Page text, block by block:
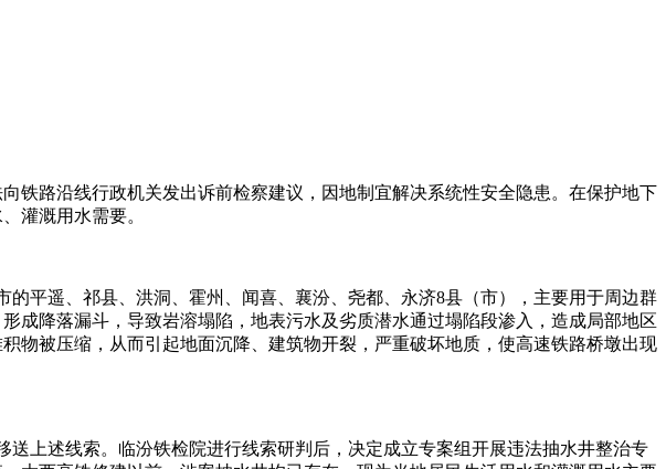
铁路沿线行政机关发出诉前检察建议，因地制宜解决系统性安全隐患。在保护地下
灌溉用水需要。
平遥、祁县、洪洞、霍州、闻喜、襄汾、尧都、永济8县（市），主要用于周边群
成降落漏斗，导致岩溶塌陷，地表污水及劣质潜水通过塌陷段渗入，造成局部地区
物被压缩，从而引起地面沉降、建筑物开裂，严重破坏地质，使高速铁路桥墩出现
上述线索。临汾铁检院进行线索研判后，决定成立专案组开展违法抽水井整治专